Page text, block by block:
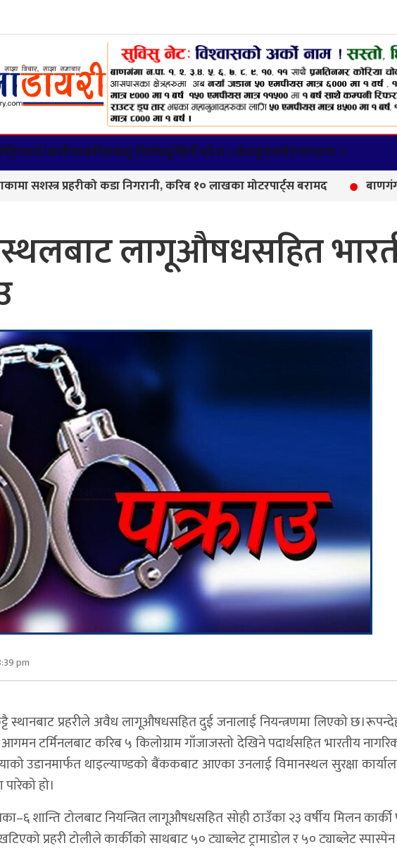
अर्थ/वाणीज्यकपिलवस्तु विशेषलुम्बिनी प्रदेश +खेलकुदमनोरन्जनअन्य +
प्रहरीको कडा निगरानी, करिब १० लाखका मोटरपार्ट्स बरामद बाणगंगा–८ मा
लागूऔषधसहित
pm
स्थानबाट प्रहरीले अवैध लागूऔषधसहित दुई जनालाई नियन्त्रणमा लिएको
आगमन टर्मिनलबाट करिब ५ किलोग्राम गाँजाजस्तो देखिने पदार्थसहित भारतीय
उडानमार्फत थाइल्याण्डको बैंककबाट आएका उनलाई विमानस्थल सुरक्षा
हो।
शान्ति टोलबाट नियन्त्रित लागूऔषधसहित सोही ठाउँका २३ वर्षीय मिलन
प्रहरी टोलीले कार्कीको साथबाट ५० ट्याब्लेट ट्रामाडोल र ५० ट्याब्लेट